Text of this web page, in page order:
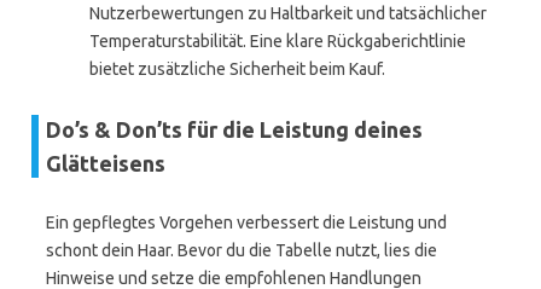
Nutzerbewertungen zu Haltbarkeit und tatsächlicher
Temperaturstabilität. Eine klare Rückgaberichtlinie
bietet zusätzliche Sicherheit beim Kauf.
Do’s & Don’ts für die Leistung deines
Glätteisens
Ein gepflegtes Vorgehen verbessert die Leistung und
schont dein Haar. Bevor du die Tabelle nutzt, lies die
Hinweise und setze die empfohlenen Handlungen